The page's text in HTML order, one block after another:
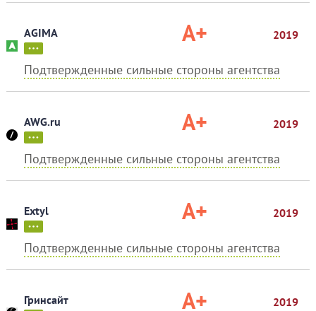
AGIMA A+ 2019
Подтвержденные сильные стороны агентства
AWG.ru A+ 2019
Подтвержденные сильные стороны агентства
Extyl A+ 2019
Подтвержденные сильные стороны агентства
Гринсайт A+ 2019